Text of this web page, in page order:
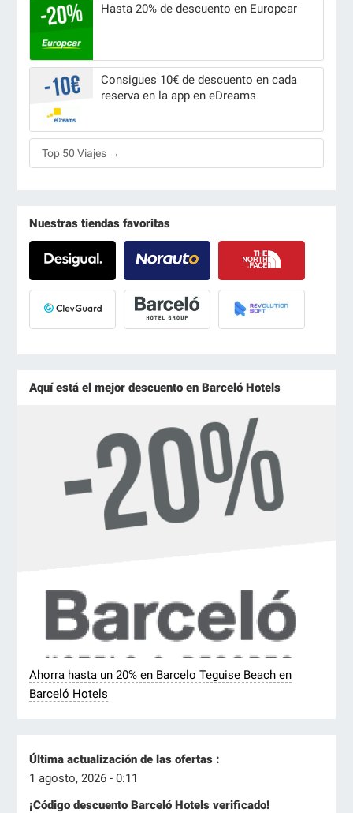
Hasta 20% de descuento en Europcar
Consigues 10€ de descuento en cada
reserva en la app en eDreams
Top 50 Viajes →
Nuestras tiendas favoritas
Aquí está el mejor descuento en Barceló Hotels
Ahorra hasta un 20% en Barcelo Teguise Beach en
Barceló Hotels
Última actualización de las ofertas :
1 agosto, 2026 - 0:11
¡Código descuento Barceló Hotels verificado!